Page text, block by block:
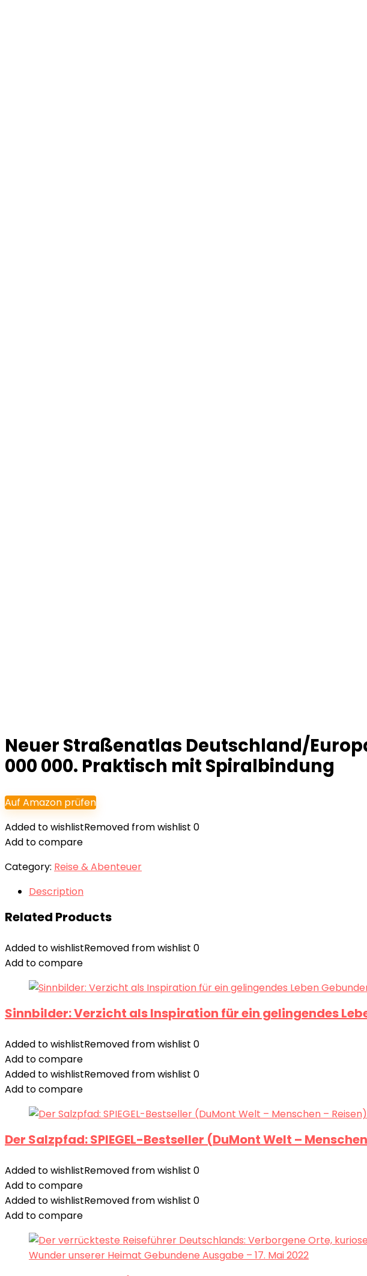
Neuer Straßenatlas Deutschland/
000 000. Praktisch mit Spiralbindung
Auf Amazon prüfen
Added to wishlistRemoved from wishlist 0
Add to compare
Category: Reise & Abenteuer
Description
Related Products
Added to wishlistRemoved from wishlist 0
Add to compare
Sinnbilder: Verzicht als Inspiration für ein gelingendes
Added to wishlistRemoved from wishlist 0
Add to compare
Added to wishlistRemoved from wishlist 0
Add to compare
Der Salzpfad: SPIEGEL-Bestseller (DuMont Welt –
Added to wishlistRemoved from wishlist 0
Add to compare
Added to wishlistRemoved from wishlist 0
Add to compare